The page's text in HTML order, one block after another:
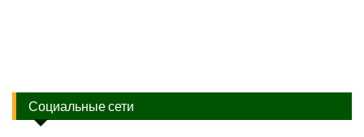
Социальные сети